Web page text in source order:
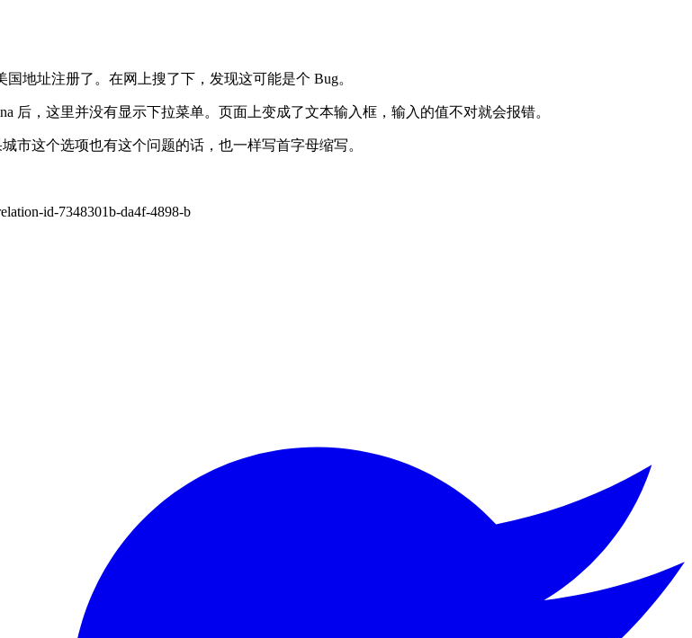
地址注册了。在网上搜了下，发现这可能是个 Bug。
后，这里并没有显示下拉菜单。页面上变成了文本输入框，输入的值不对就会报错。
市这个选项也有这个问题的话，也一样写首字母缩写。
id-7348301b-da4f-4898-b